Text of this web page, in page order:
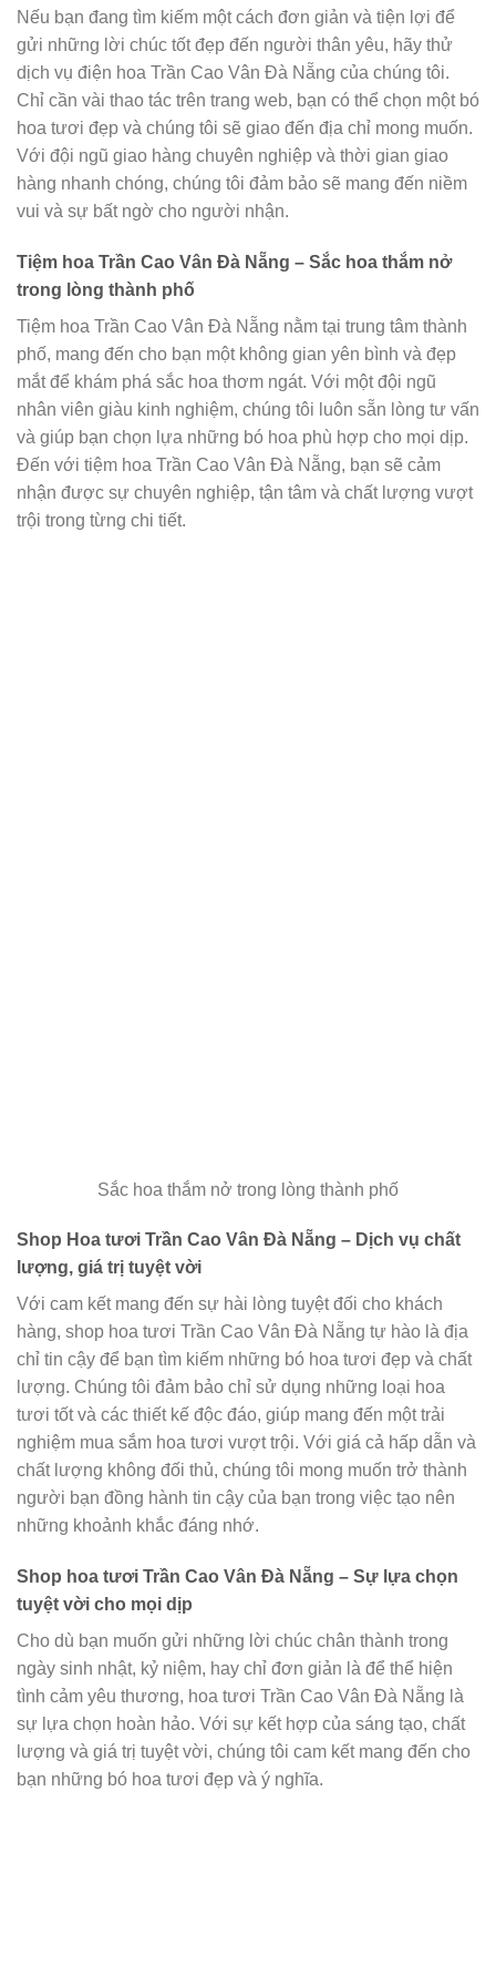
Nếu bạn đang tìm kiếm một cách đơn giản và tiện lợi để
gửi những lời chúc tốt đẹp đến người thân yêu, hãy thử
dịch vụ điện hoa Trần Cao Vân Đà Nẵng của chúng tôi.
Chỉ cần vài thao tác trên trang web, bạn có thể chọn một bó
hoa tươi đẹp và chúng tôi sẽ giao đến địa chỉ mong muốn.
Với đội ngũ giao hàng chuyên nghiệp và thời gian giao
hàng nhanh chóng, chúng tôi đảm bảo sẽ mang đến niềm
vui và sự bất ngờ cho người nhận.
Tiệm hoa Trần Cao Vân Đà Nẵng – Sắc hoa thắm nở
trong lòng thành phố
Tiệm hoa Trần Cao Vân Đà Nẵng nằm tại trung tâm thành
phố, mang đến cho bạn một không gian yên bình và đẹp
mắt để khám phá sắc hoa thơm ngát. Với một đội ngũ
nhân viên giàu kinh nghiệm, chúng tôi luôn sẵn lòng tư vấn
và giúp bạn chọn lựa những bó hoa phù hợp cho mọi dịp.
Đến với tiệm hoa Trần Cao Vân Đà Nẵng, bạn sẽ cảm
nhận được sự chuyên nghiệp, tận tâm và chất lượng vượt
trội trong từng chi tiết.
Sắc hoa thắm nở trong lòng thành phố
Shop Hoa tươi Trần Cao Vân Đà Nẵng – Dịch vụ chất
lượng, giá trị tuyệt vời
Với cam kết mang đến sự hài lòng tuyệt đối cho khách
hàng, shop hoa tươi Trần Cao Vân Đà Nẵng tự hào là địa
chỉ tin cậy để bạn tìm kiếm những bó hoa tươi đẹp và chất
lượng. Chúng tôi đảm bảo chỉ sử dụng những loại hoa
tươi tốt và các thiết kế độc đáo, giúp mang đến một trải
nghiệm mua sắm hoa tươi vượt trội. Với giá cả hấp dẫn và
chất lượng không đối thủ, chúng tôi mong muốn trở thành
người bạn đồng hành tin cậy của bạn trong việc tạo nên
những khoảnh khắc đáng nhớ.
Shop hoa tươi Trần Cao Vân Đà Nẵng – Sự lựa chọn
tuyệt vời cho mọi dịp
Cho dù bạn muốn gửi những lời chúc chân thành trong
ngày sinh nhật, kỷ niệm, hay chỉ đơn giản là để thể hiện
tình cảm yêu thương, hoa tươi Trần Cao Vân Đà Nẵng là
sự lựa chọn hoàn hảo. Với sự kết hợp của sáng tạo, chất
lượng và giá trị tuyệt vời, chúng tôi cam kết mang đến cho
bạn những bó hoa tươi đẹp và ý nghĩa.